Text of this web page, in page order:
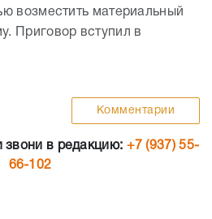
возместить материальный
Приговор вступил в
Комментарии
звони в редакцию: +7 (937) 55-
66-102